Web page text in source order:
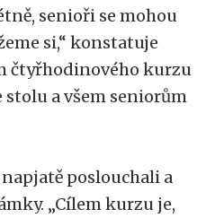
senioři se mohou
si,“ konstatuje
čtyřhodinového kurzu
stolu a všem seniorům
poslouchali a
„Cílem kurzu je,